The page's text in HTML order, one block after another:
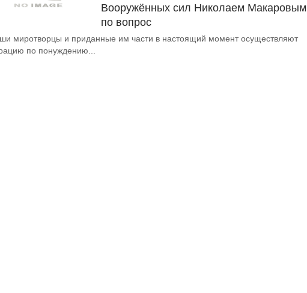
Вооружённых сил Николаем Макаровым
по вопрос
миротворцы и приданные им части в настоящий момент осуществляют
по понуждению...